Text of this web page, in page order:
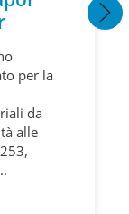
per la
da
alle